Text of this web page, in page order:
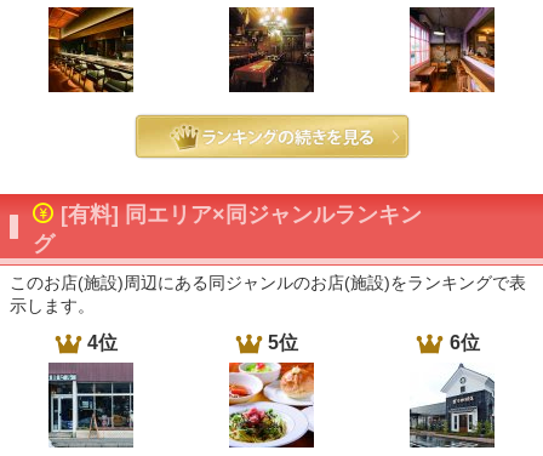
[有料] 同エリア×同ジャンルランキン
グ
このお店(施設)周辺にある同ジャンルのお店(施設)をランキングで表
示します。
4位 5位 6位